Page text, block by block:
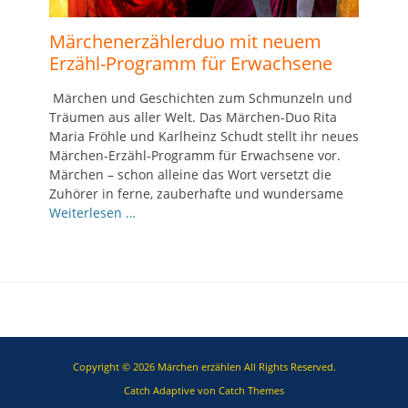
Märchenerzählerduo mit neuem
Erzähl-Programm für Erwachsene
Märchen und Geschichten zum Schmunzeln und
Träumen aus aller Welt. Das Märchen-Duo Rita
Maria Fröhle und Karlheinz Schudt stellt ihr neues
Märchen-Erzähl-Programm für Erwachsene vor.
Märchen – schon alleine das Wort versetzt die
Zuhörer in ferne, zauberhafte und wundersame
Weiterlesen …
Copyright © 2026 Märchen erzählen All Rights Reserved.
Catch Adaptive von Catch Themes